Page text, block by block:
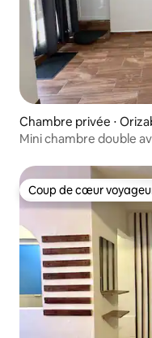
Chambre privée ⋅
Mini chambre double
Coup de cœur
Coup de cœur